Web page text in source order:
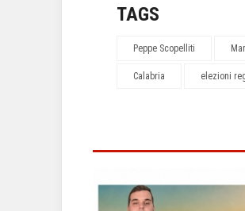
TAGS
Peppe Scopelliti
Calabria elezioni